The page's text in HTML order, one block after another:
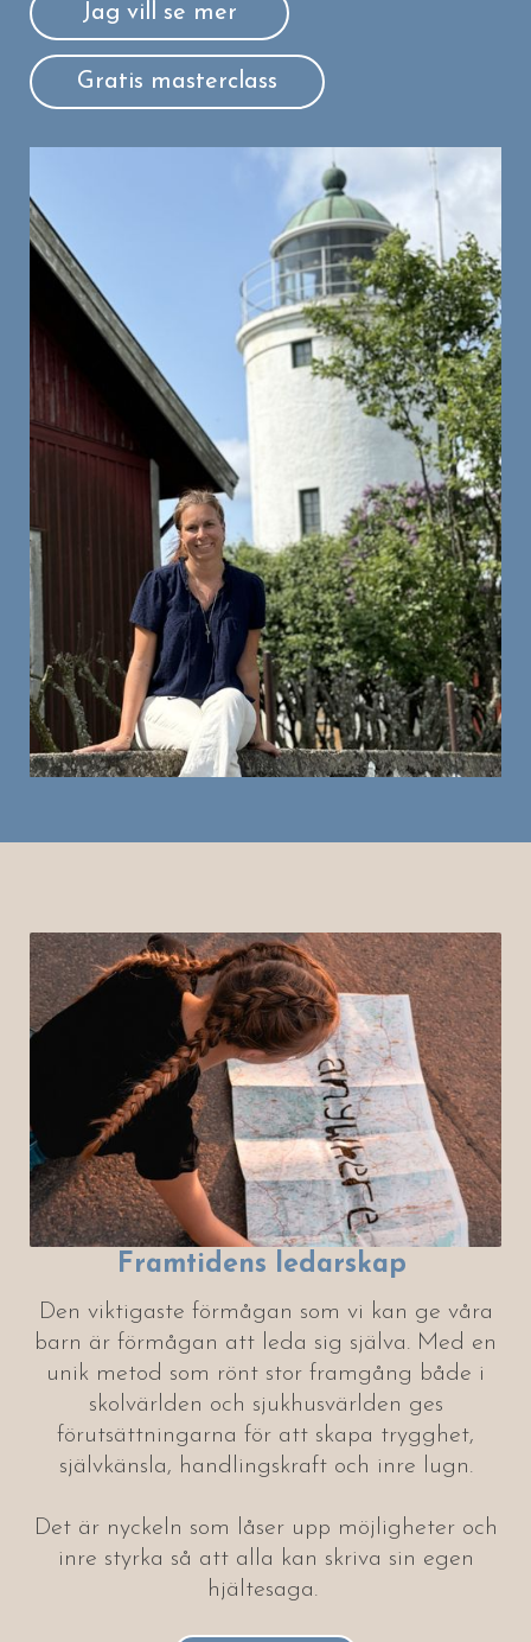
Jag vill se mer
Gratis masterclass
Framtidens ledarskap
Den viktigaste förmågan som vi kan ge våra
barn är förmågan att leda sig själva. Med en
unik metod som rönt stor framgång både i
skolvärlden och sjukhusvärlden ges
förutsättningarna för att skapa trygghet,
självkänsla, handlingskraft och inre lugn.
Det är nyckeln som låser upp möjligheter och
inre styrka så att alla kan skriva sin egen
hjältesaga.